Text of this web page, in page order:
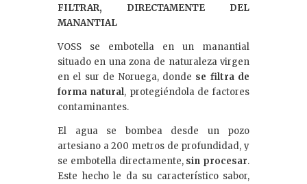
FILTRAR, DIRECTAMENTE DEL
MANANTIAL
VOSS se embotella en un manantial
situado en una zona de naturaleza virgen
en el sur de Noruega, donde se filtra de
forma natural, protegiéndola de factores
contaminantes.
El agua se bombea desde un pozo
artesiano a 200 metros de profundidad, y
se embotella directamente, sin procesar.
Este hecho le da su característico sabor,